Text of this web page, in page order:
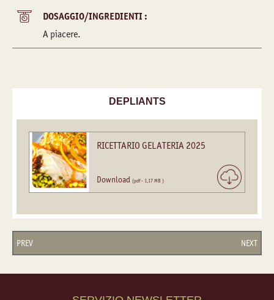
DOSAGGIO/INGREDIENTI :
A piacere.
DEPLIANTS
RICETTARIO GELATERIA 2025
Download (pdf - 1,17 MB )
PREV NEXT